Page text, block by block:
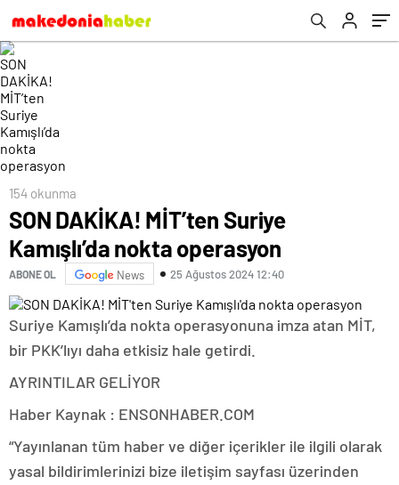
154 okunma
SON DAKİKA! MİT’ten Suriye
Kamışlı’da nokta operasyon
ABONE OL News 25 Ağustos 2024 12:40
Suriye Kamışlı’da nokta operasyonuna imza atan MİT,
bir PKK’lıyı daha etkisiz hale getirdi.
AYRINTILAR GELİYOR
Haber Kaynak : ENSONHABER.COM
“Yayınlanan tüm haber ve diğer içerikler ile ilgili olarak
yasal bildirimlerinizi bize iletişim sayfası üzerinden